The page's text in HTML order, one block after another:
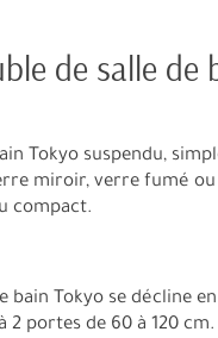
de salle de
Tokyo suspendu,
miroir, verre fumé ou
compact.
bain Tokyo se décline
portes de 60 à 120